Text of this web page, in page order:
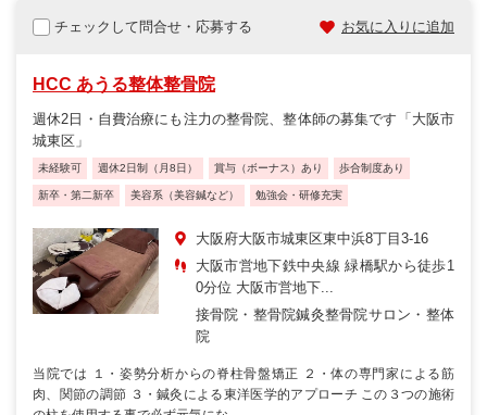
チェックして問合せ・応募する お気に入りに追加
HCC あうる整体整骨院
週休2日・自費治療にも注力の整骨院、整体師の募集です「大阪市
城東区」
未経験可 週休2日制（月8日） 賞与（ボーナス）あり 歩合制度あり
新卒・第二新卒 美容系（美容鍼など） 勉強会・研修充実
大阪府大阪市城東区東中浜8丁目3-16
大阪市営地下鉄中央線 緑橋駅から徒歩1
0分位 大阪市営地下...
接骨院・整骨院鍼灸整骨院サロン・整体
院
当院では １・姿勢分析からの脊柱骨盤矯正 ２・体の専門家による筋
肉、関節の調節 ３・鍼灸による東洋医学的アプローチ この３つの施術